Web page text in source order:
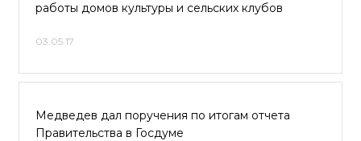
работы домов культуры и сельских клубов
03.05.17
Медведев дал поручения по итогам отчета
Правительства в Госдуме